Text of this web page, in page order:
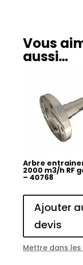
Vous
aussi…
Arbre
2000 m3/h RF
– 40768
Ajouter
devis
Mettre dans